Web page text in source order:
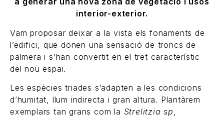
interior-exterior.
Vam proposar deixar a la vista els fonaments de
l’edifici, que donen una sensació de troncs de
palmera i s’han convertit en el tret característic
del nou espai.
Les espècies triades s’adapten a les condicions
d’humitat, llum indirecta i gran altura. Plantàrem
exemplars tan grans com la Strelitzia sp,